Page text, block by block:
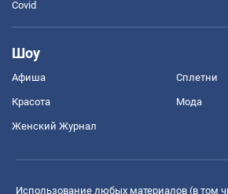
Covid
Шоу
Афиша Сплетни
Красота Мода
Женский Журнал
Использование любых материалов (в том